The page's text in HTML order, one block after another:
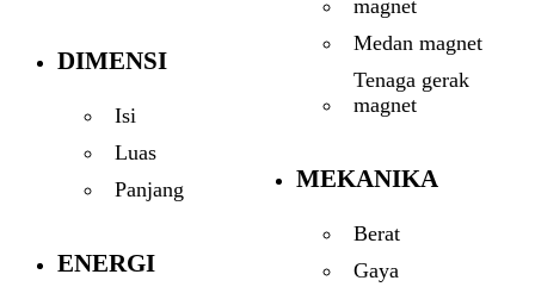
DIMENSI
Isi
Luas
Panjang
ENERGI
magnet
Medan magnet
Tenaga gerak
magnet
MEKANIKA
Berat
Gaya